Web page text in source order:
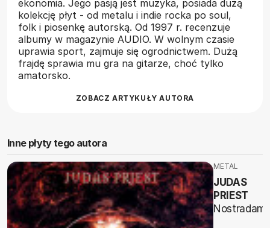
ekonomia. Jego pasją jest muzyka, posiada dużą
kolekcję płyt - od metalu i indie rocka po soul,
folk i piosenkę autorską. Od 1997 r. recenzuje
albumy w magazynie AUDIO. W wolnym czasie
uprawia sport, zajmuje się ogrodnictwem. Dużą
frajdę sprawia mu gra na gitarze, choć tylko
amatorsko.
ZOBACZ ARTYKUŁY AUTORA
Inne płyty tego autora
METAL
JUDAS
PRIEST